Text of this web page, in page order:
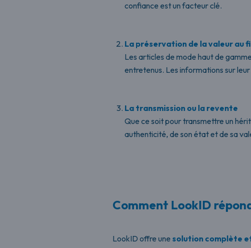
confiance est un facteur clé.
La préservation de la valeur au
Les articles de mode haut de
entretenus. Les informations sur
La transmission ou la revente
Que ce soit pour transmettre un
authenticité, de son état et de sa
Comment LookID
LookID offre une solution complète